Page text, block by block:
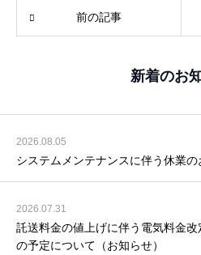
前の記事
新着のお
2026.08.05
システムメンテナンスに伴う休業の
2026.07.31
託送料金の値上げに伴う電気料金改
の予定について（お知らせ）